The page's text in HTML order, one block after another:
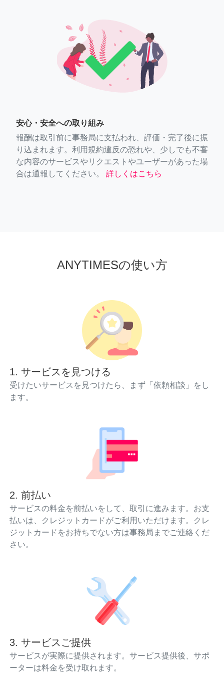
安心・安全への取り組み
報酬は取引前に事務局に支払われ、評価・完了後に振
り込まれます。利用規約違反の恐れや、少しでも不審
な内容のサービスやリクエストやユーザーがあった場
合は通報してください。
詳しくはこちら
ANYTIMESの使い方
1. サービスを見つける
受けたいサービスを見つけたら、まず「依頼相談」をし
ます。
2. 前払い
サービスの料金を前払いをして、取引に進みます。お支
払いは、クレジットカードがご利用いただけます。クレ
ジットカードをお持ちでない方は事務局までご連絡くだ
さい。
3. サービスご提供
サービスが実際に提供されます。サービス提供後、サポ
ーターは料金を受け取れます。